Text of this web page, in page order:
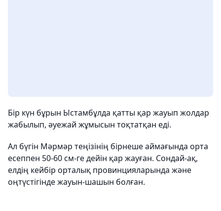
Бір күн бұрын Ыстамбұлда қатты қар жауып жолдар
жабылып, әуежай жұмысын тоқтатқан еді.
Ал бүгін Мәрмәр теңізінің бірнеше аймағында орта
есеппен 50-60 см-ге дейін қар жауған. Сондай-ақ,
елдің кейбір орталық провинцияларында және
оңтүстігінде жауын-шашын болған.